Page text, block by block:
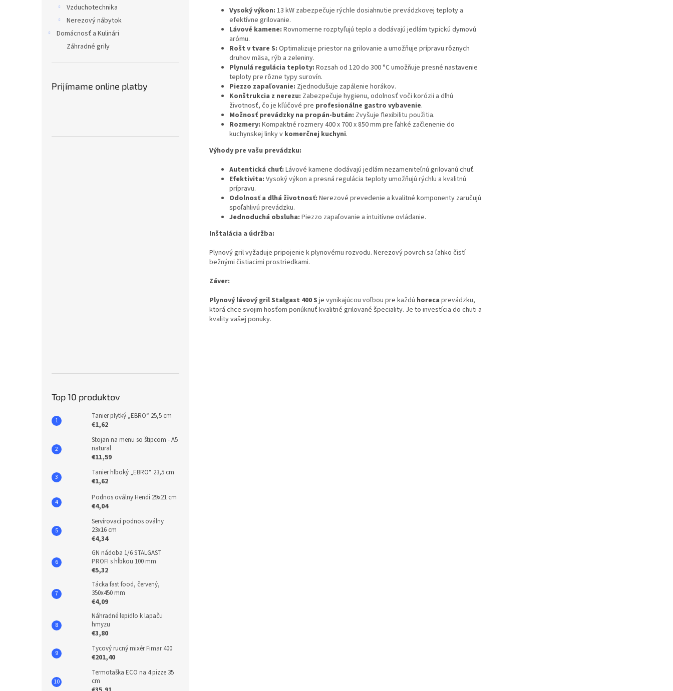
Vzduchotechnika
Nerezový nábytok
Domácnosť a Kulinári
Záhradné grily
Prijímame online platby
Top 10 produktov
Tanier plytký „EBRO“ 25,5 cm
€1,62
Stojan na menu so štipcom - A5
natural
€11,59
Tanier hlboký „EBRO“ 23,5 cm
€1,62
Podnos oválny Hendi 29x21 cm
€4,04
Servírovací podnos oválny
23x16 cm
€4,34
GN nádoba 1/6 STALGAST
PROFI s hĺbkou 100 mm
€5,32
Tácka fast food, červený,
350x450 mm
€4,09
Náhradné lepidlo k lapaču
hmyzu
€3,80
Tycový rucný mixér Fimar 400
€201,40
Termotaška ECO na 4 pizze 35
cm
Vysoký výkon: 13 kW zabezpečuje rýchle dosiahnutie prevádzkovej teploty a
efektívne grilovanie.
Lávové kamene: Rovnomerne rozptyľujú teplo a dodávajú jedlám typickú dymovú
arómu.
Rošt v tvare S: Optimalizuje priestor na grilovanie a umožňuje prípravu rôznych
druhov mäsa, rýb a zeleniny.
Plynulá regulácia teploty: Rozsah od 120 do 300 °C umožňuje presné nastavenie
teploty pre rôzne typy surovín.
Piezzo zapaľovanie: Zjednodušuje zapálenie horákov.
Konštrukcia z nerezu: Zabezpečuje hygienu, odolnosť voči korózii a dlhú
životnosť, čo je kľúčové pre profesionálne gastro vybavenie.
Možnosť prevádzky na propán-bután: Zvyšuje flexibilitu použitia.
Rozmery: Kompaktné rozmery 400 x 700 x 850 mm pre ľahké začlenenie do
kuchynskej linky v komerčnej kuchyni.
Výhody pre vašu prevádzku:
Autentická chuť: Lávové kamene dodávajú jedlám nezameniteľnú grilovanú chuť.
Efektivita: Vysoký výkon a presná regulácia teploty umožňujú rýchlu a kvalitnú
prípravu.
Odolnosť a dlhá životnosť: Nerezové prevedenie a kvalitné komponenty zaručujú
spoľahlivú prevádzku.
Jednoduchá obsluha: Piezzo zapaľovanie a intuitívne ovládanie.
Inštalácia a údržba:
Plynový gril vyžaduje pripojenie k plynovému rozvodu. Nerezový povrch sa ľahko čistí
bežnými čistiacimi prostriedkami.
Záver:
Plynový lávový gril Stalgast 400 S je vynikajúcou voľbou pre každú horeca prevádzku,
ktorá chce svojim hosťom ponúknuť kvalitné grilované špeciality. Je to investícia do chuti a
kvality vašej ponuky.